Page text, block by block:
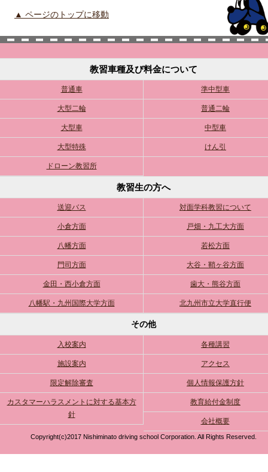
▲ ページのトップに移動
教習車種及び料金について
普通車 準中型車
大型二輪 普通二輪
大型車 中型車
大型特殊 けん引
ドローン教習所
教習生の方へ
送迎バス 対面学科教習について
小倉方面 戸畑・九工大方面
八幡方面 若松方面
門司方面 大谷・鞘ヶ谷方面
金田・西小倉方面 歯大・熊谷方面
八幡駅・九州国際大学方面 北九州市立大学直行便
その他
入校案内 各種講習
施設案内 アクセス
限定解除審査 個人情報保護方針
カスタマーハラスメントに対する基本方
針
教育給付金制度
会社概要
Copyright(c)2017 Nishiminato driving school Corporation. All Rights Reserved.